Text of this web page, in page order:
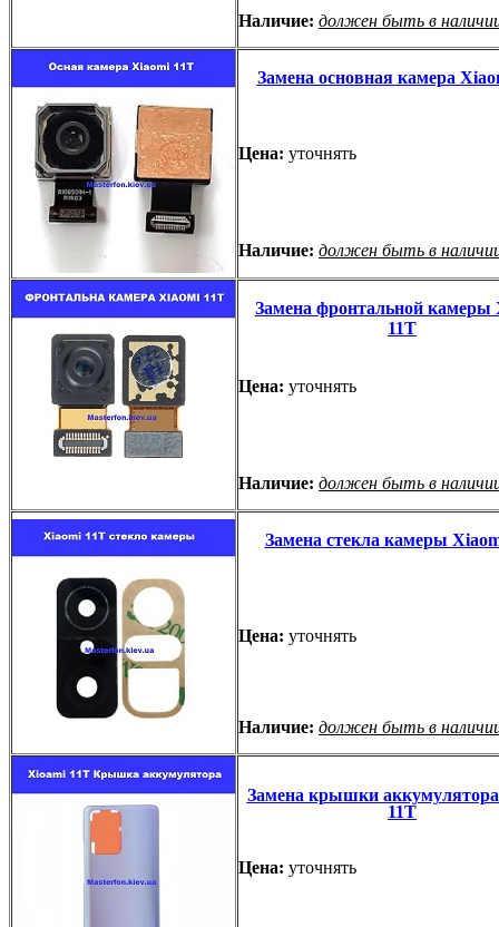
Наличие: должен быть в
Замена основная камера
Цена: уточнять
Наличие: должен быть в
Замена фронтальной камеры
11T
Цена: уточнять
Наличие: должен быть в
Замена стекла камеры
Цена: уточнять
Наличие: должен быть в
Замена крышки
11T
Цена: уточнять